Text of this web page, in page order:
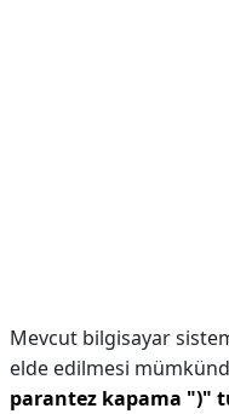
Mevcut bilgisayar
elde edilmesi
parantez kapama ")"